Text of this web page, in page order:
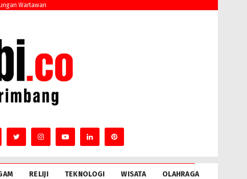
Wartawan
RELIJI TEKNOLOGI WISATA OLAHRAGA